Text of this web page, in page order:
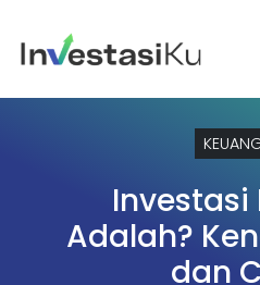
Investasi
Adalah?
dan